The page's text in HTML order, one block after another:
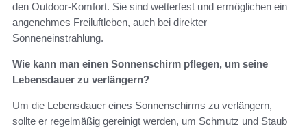
den Outdoor-Komfort. Sie sind wetterfest und ermöglichen ein
angenehmes Freiluftleben, auch bei direkter
Sonneneinstrahlung.
Wie kann man einen Sonnenschirm pflegen, um seine
Lebensdauer zu verlängern?
Um die Lebensdauer eines Sonnenschirms zu verlängern,
sollte er regelmäßig gereinigt werden, um Schmutz und Staub